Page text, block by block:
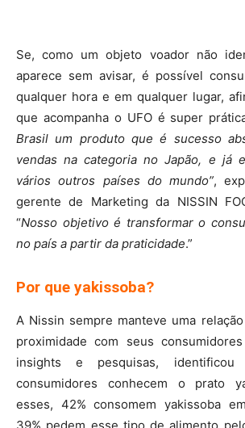
Se, como um objeto voador não
aparece sem avisar, é possível
qualquer hora e em qualquer lugar,
que acompanha o UFO é super
Brasil um produto que é sucesso
vendas na categoria no Japão, e já
vários outros países do mundo”,
gerente de Marketing da NISSIN
“Nosso objetivo é transformar o
no país a partir da praticidade.”
Por que yakissoba?
A Nissin sempre manteve uma
proximidade com seus
insights e pesquisas,
consumidores conhecem o prato
esses, 42% consomem yakissoba